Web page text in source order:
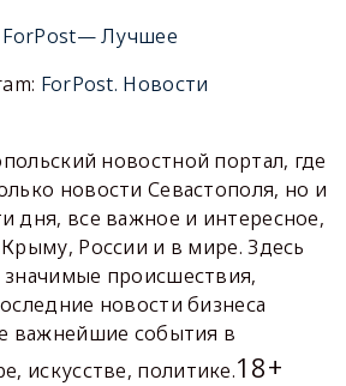
ForPost— Лучшее
ForPost. Новости
новостной портал, где
новости Севастополя, но и
дня, все важное и интересное,
России и в мире. Здесь
происшествия,
новости бизнеса
важнейшие события в
искусстве, политике.18+